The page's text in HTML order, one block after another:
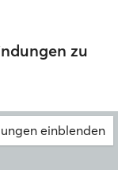
zu
einblenden